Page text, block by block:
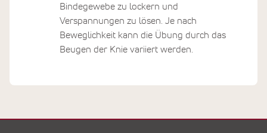
Bindegewebe zu lockern und
Verspannungen zu lösen. Je nach
Beweglichkeit kann die Übung durch das
Beugen der Knie variiert werden.